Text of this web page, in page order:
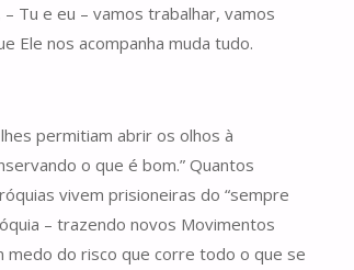
Tu e eu – vamos trabalhar, vamos
Ele nos acompanha muda tudo.
permitiam abrir os olhos à
o que é bom.” Quantos
vivem prisioneiras do “sempre
– trazendo novos Movimentos
medo do risco que corre todo o que se